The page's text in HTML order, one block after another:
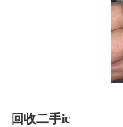
回收二手ic